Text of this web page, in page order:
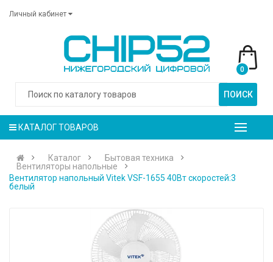
Личный кабинет
ПОИСК
0
КАТАЛОГ ТОВАРОВ
Каталог
Бытовая техника
Вентиляторы напольные
Вентилятор напольный Vitek VSF-1655 40Вт скоростей:3
белый